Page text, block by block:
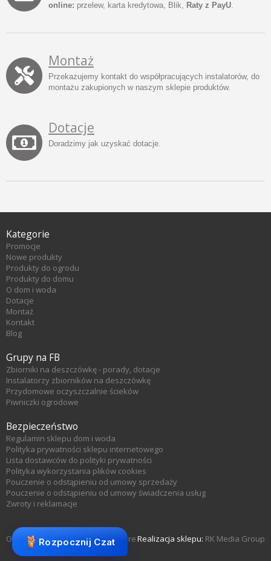
online: przelew, karta kredytowa, Blik, Raty z PayU.
Montaż
Przekazujemy kontakt do współpracujących instalatorów, do
montażu zakupionych w naszym sklepie produktów.
Dotacje
Doradzimy jak uzyskać dotacje.
Kategorie
Promocje
Nowe produkty
Produkty do ogrodu
Produkty do domu
O dom i woda
Dotacje
Montaż
Kontakt
Blog
Grupy na FB
Zbiorniki na deszczówkę - porady, dotacje
Instalatorzy zbiorników na deszczówkę
Przydomowe oczyszczalnie ścieków
Piwniczki ogrodowe
Bezpieczeństwo
Regulamin sklepu dom i woda
Polityka prywatności sklepu internetowego
Lista dostawców do polityki prywatności
Polityka wykorzystania plików cookies
Pouczenie o odstąpieniu od umowy sprzedaży
Pouczenie o odstąpieniu od umowy świadczenia usług
Zwroty i reklamacje
Realizacja sklepu: RK Media Group
Oprogramowanie sklepu KQS.store
Rozpocznij Czat